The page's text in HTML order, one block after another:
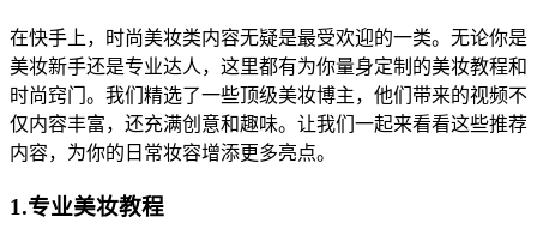
在快手上，时尚美妆类内容无疑是最受欢迎的一类。无论你是
美妆新手还是专业达人，这里都有为你量身定制的美妆教程和
时尚窍门。我们精选了一些顶级美妆博主，他们带来的视频不
仅内容丰富，还充满创意和趣味。让我们一起来看看这些推荐
内容，为你的日常妆容增添更多亮点。
1.专业美妆教程